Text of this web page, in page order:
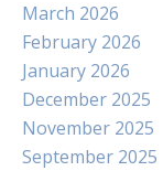
March 2026
February 2026
January 2026
December 2025
November 2025
September 2025